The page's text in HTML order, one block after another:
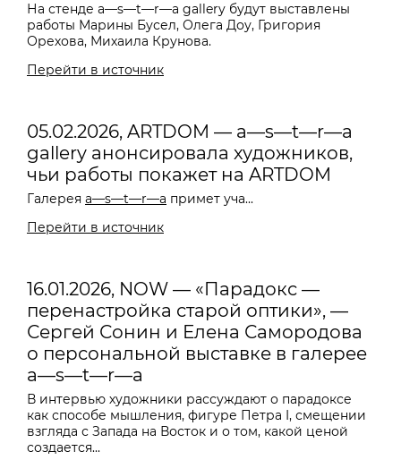
На стенде a—s—t—r—a gallery будут выставлены
работы Марины Бусел, Олега Доу, Григория
Орехова, Михаила Крунова.
Перейти в источник
05.02.2026, ARTDOM — a—s—t—r—a
gallery анонсировала художников,
чьи работы покажет на ARTDOM
Галерея a—s—t—r—a примет уча...
Перейти в источник
16.01.2026, NOW — «Парадокс —
перенастройка старой оптики», —
Сергей Сонин и Елена Самородова
о персональной выставке в галерее
a—s—t—r—a
В интервью художники рассуждают о парадоксе
как способе мышления, фигуре Петра I, смещении
взгляда с Запада на Восток и о том, какой ценой
создается...